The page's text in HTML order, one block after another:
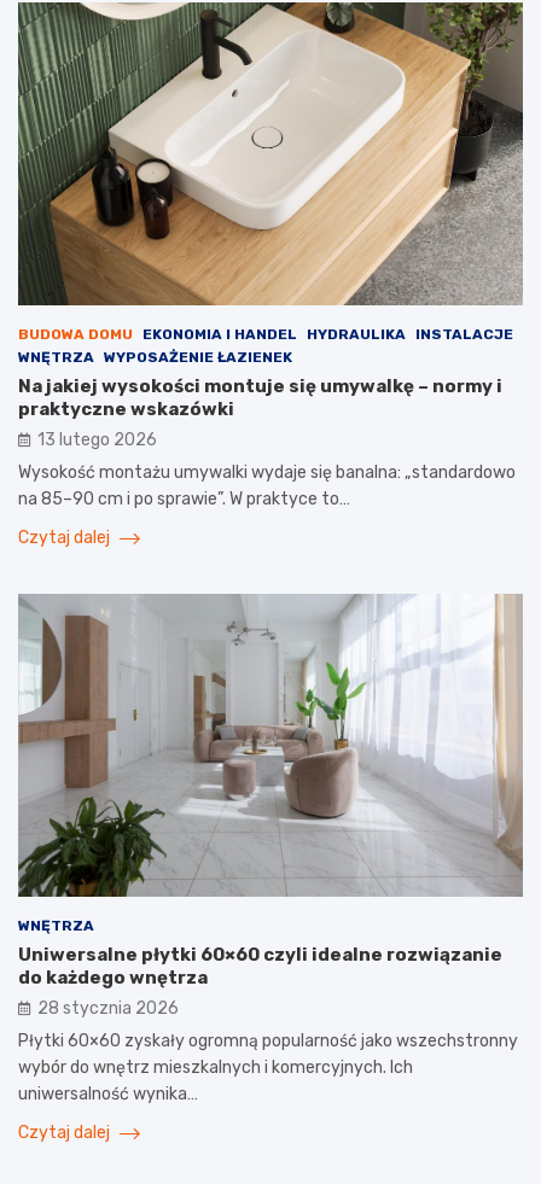
BUDOWA DOMU EKONOMIA I HANDEL HYDRAULIKA
INSTALACJE
WNĘTRZA WYPOSAŻENIE ŁAZIENEK
Na jakiej wysokości montuje się umywalkę – normy i
praktyczne wskazówki
13 lutego 2026
Wysokość montażu umywalki wydaje się banalna: „standardowo
na 85–90 cm i po sprawie”. W praktyce to…
Czytaj dalej
WNĘTRZA
Uniwersalne płytki 60×60 czyli idealne rozwiązanie
do każdego wnętrza
28 stycznia 2026
Płytki 60×60 zyskały ogromną popularność jako wszechstronny
wybór do wnętrz mieszkalnych i komercyjnych. Ich
uniwersalność wynika…
Czytaj dalej